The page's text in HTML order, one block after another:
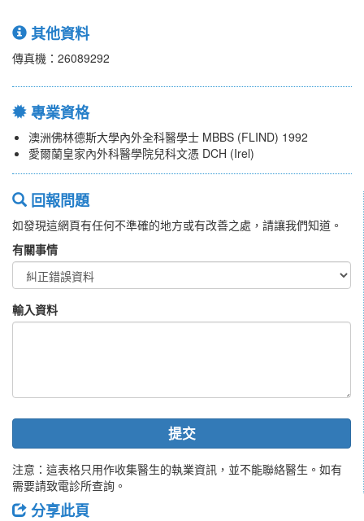
其他資料
傳真機：26089292
專業資格
澳洲佛林德斯大學內外全科醫學士 MBBS (FLIND) 1992
愛爾蘭皇家內外科醫學院兒科文憑 DCH (Irel)
回報問題
如發現這網頁有任何不準確的地方或有改善之處，請讓我們知道。
有關事情
輸入資料
提交
注意：這表格只用作收集醫生的執業資訊，並不能聯絡醫生。如有
需要請致電診所查詢。
分享此頁